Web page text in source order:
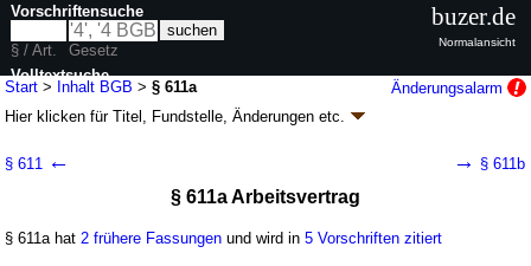
Start > Inhalt BGB >§ 611a
Änderungsalarm
Hier klicken fürTitel, Fundstelle, Änderungen etc.
G. v. 23.07.2026BGBl. 2026 I Nr. 226
Einführungsgesetz und zugehörige Gesetze
§ 611 ← → § 611b
§ 611a Arbeitsvertrag
§ 611a hat 2 frühere Fassungen und wird in5 Vorschriften zitiert
Vorschriftensuche
§ / Art.
Gesetz
Volltextsuche
nur in BGB
buzer.de
Normalansicht